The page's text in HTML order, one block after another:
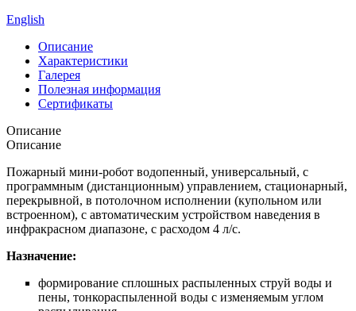
English
Описание
Характеристики
Галерея
Полезная информация
Сертификаты
Описание
Описание
Пожарный мини-робот водопенный, универсальный, с
программным (дистанционным) управлением, стационарный,
перекрывной, в потолочном исполнении (купольном или
встроенном), с автоматическим устройством наведения в
инфракрасном диапазоне, с расходом 4 л/с.
Назначение:
формирование сплошных распыленных струй воды и
пены, тонкораспыленной воды с изменяемым углом